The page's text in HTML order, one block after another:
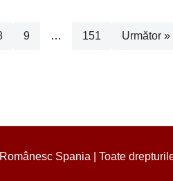
9 … 151 Următor »
Spania | Toate